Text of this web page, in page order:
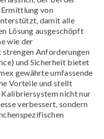
Ermittlung von
damit alle
Lösung ausgeschöpft
wie der
Anforderungen
und Sicherheit bietet
gewährte umfassende
Vorteile und stellt
nicht nur
verbessert, sondern